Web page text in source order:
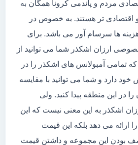
مردم و پاندمی کرونا همگان به
و اقتصادی تر هستند. به خصوص در
ها سرسام آور می باشد. برای
ارزان اشکذر شما می توانید از
که تمامی آمبولانس های اشکذر را در
دارد و شما می توانید با مقایسه
در این منطقه پیدا کنید. ولی
اشکذر به این معنی نیست که این
ارائه می دهد بلکه این قیمت
بودن این مجموعه و داشتن قیمت